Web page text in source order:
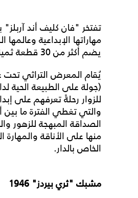
تفتخر "فان كليف أند
مهاراتها الإبداعية
يضم أكثر من 30 قطعة ثمينة من مجموعة "فان كليف أند آربلز" وعشرة رسوم من الأرشيف.
للزوار رحلةً تعرفهم على
الصداقة المبهجة للزهور
منها على الأناقة والمهارة
الخاص بالدار.
مشبك "ثري بيردز" 1946